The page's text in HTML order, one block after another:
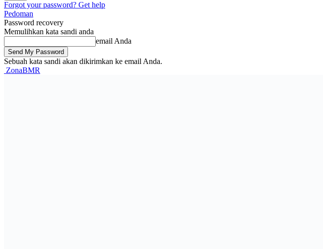
Forgot your password? Get help
Pedoman
Password recovery
Memulihkan kata sandi anda
email Anda
Sebuah kata sandi akan dikirimkan ke email Anda.
ZonaBMR